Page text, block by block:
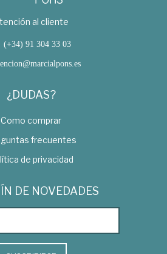
al cliente
(+34) 91 304 33 03
¿DUDAS?
Como comprar
frecuentes
de privacidad
DE NOVEDADES